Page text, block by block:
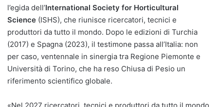
l’egida dell’International Society for Horticultural
Science (ISHS), che riunisce ricercatori, tecnici e
produttori da tutto il mondo. Dopo le edizioni di Turchia
(2017) e Spagna (2023), il testimone passa all’Italia: non
per caso, ventennale in sinergia tra Regione Piemonte e
Università di Torino, che ha reso Chiusa di Pesio un
riferimento scientifico globale.
«Nel 2027 ricercatori, tecnici e produttori da tutto il mondo